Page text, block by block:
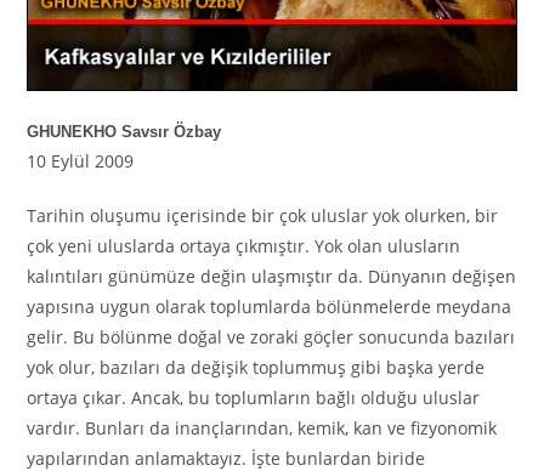
GHUNEKHO Savsır Özbay
10 Eylül 2009
Tarihin oluşumu içerisinde bir çok uluslar yok olurken, bir
çok yeni uluslarda ortaya çıkmıştır. Yok olan ulusların
kalıntıları günümüze değin ulaşmıştır da. Dünyanın değişen
yapısına uygun olarak toplumlarda bölünmelerde meydana
gelir. Bu bölünme doğal ve zoraki göçler sonucunda bazıları
yok olur, bazıları da değişik toplummuş gibi başka yerde
ortaya çıkar. Ancak, bu toplumların bağlı olduğu uluslar
vardır. Bunları da inançlarından, kemik, kan ve fizyonomik
yapılarından anlamaktayız. İşte bunlardan biride